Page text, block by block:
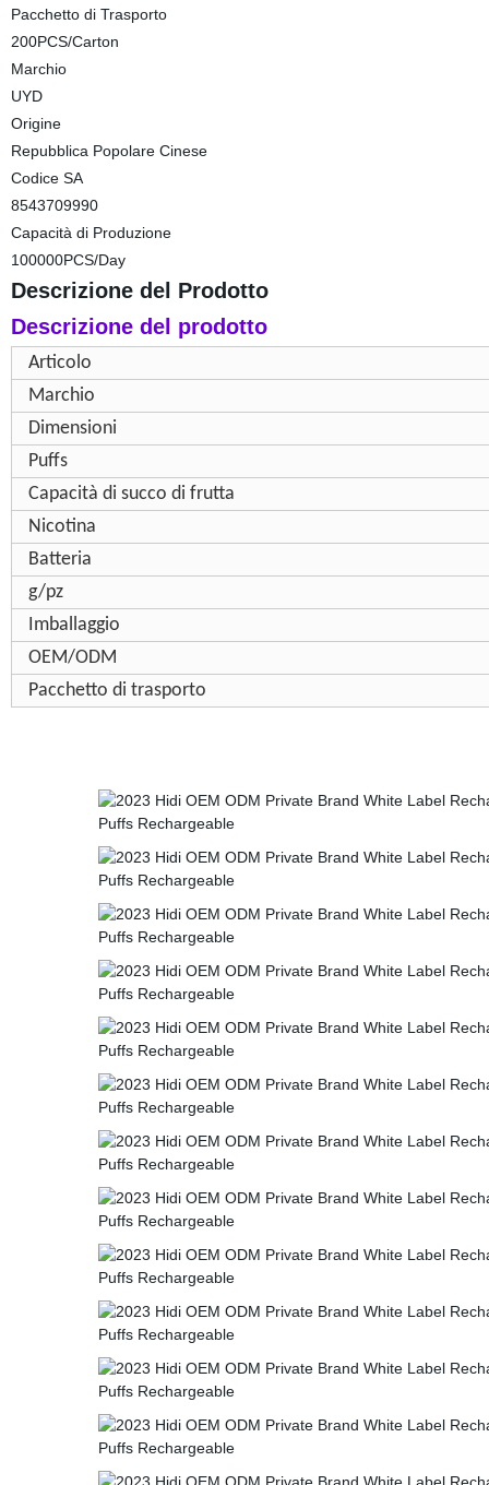
Pacchetto di Trasporto
200PCS/Carton
Marchio
UYD
Origine
Repubblica Popolare Cinese
Codice SA
8543709990
Capacità di Produzione
100000PCS/Day
Descrizione del Prodotto
Descrizione del prodotto
Articolo
Marchio
Dimensioni
Puffs
Capacità di succo di frutta
Nicotina
Batteria
g/pz
Imballaggio
OEM/ODM
Pacchetto di trasporto